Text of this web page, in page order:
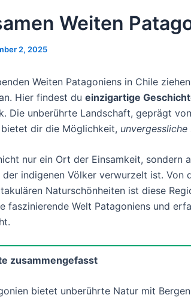
Weiten
2, 2025
Weiten Patagoniens in Chile
Hier findest du einzigartige
Die unberührte Landschaft, geprägt
dir die Möglichkeit, unvergessliche
nur ein Ort der Einsamkeit, sondern
indigenen Völker verwurzelt ist. Von
Naturschönheiten ist diese
faszinierende Welt Patagoniens und
zusammengefasst
bietet unberührte Natur mit